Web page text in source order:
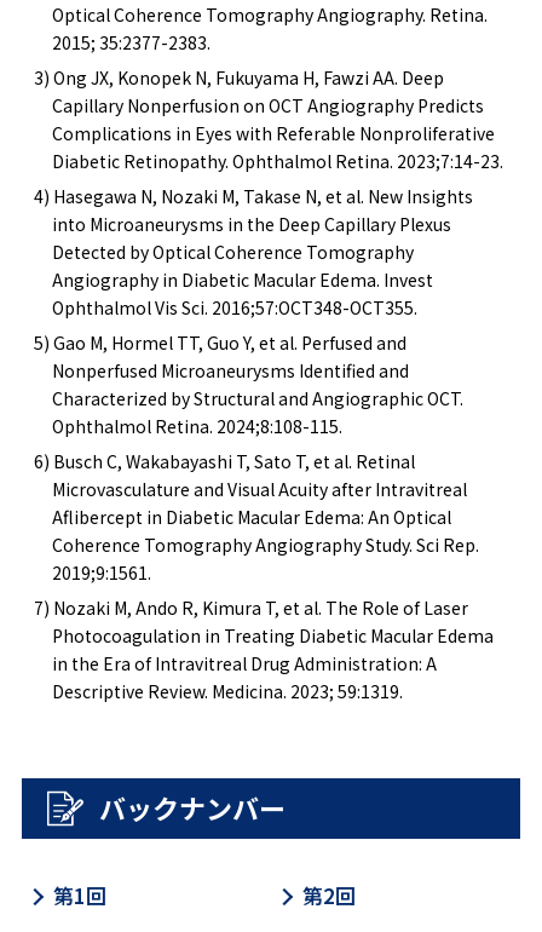
Optical Coherence Tomography Angiography. Retina.
2015; 35:2377-2383.
3) Ong JX, Konopek N, Fukuyama H, Fawzi AA. Deep
Capillary Nonperfusion on OCT Angiography Predicts
Complications in Eyes with Referable Nonproliferative
Diabetic Retinopathy. Ophthalmol Retina. 2023;7:14-23.
4) Hasegawa N, Nozaki M, Takase N, et al. New Insights
into Microaneurysms in the Deep Capillary Plexus
Detected by Optical Coherence Tomography
Angiography in Diabetic Macular Edema. Invest
Ophthalmol Vis Sci. 2016;57:OCT348-OCT355.
5) Gao M, Hormel TT, Guo Y, et al. Perfused and
Nonperfused Microaneurysms Identified and
Characterized by Structural and Angiographic OCT.
Ophthalmol Retina. 2024;8:108-115.
6) Busch C, Wakabayashi T, Sato T, et al. Retinal
Microvasculature and Visual Acuity after Intravitreal
Aflibercept in Diabetic Macular Edema: An Optical
Coherence Tomography Angiography Study. Sci Rep.
2019;9:1561.
7) Nozaki M, Ando R, Kimura T, et al. The Role of Laser
Photocoagulation in Treating Diabetic Macular Edema
in the Era of Intravitreal Drug Administration: A
Descriptive Review. Medicina. 2023; 59:1319.
バックナンバー
第1回 第2回